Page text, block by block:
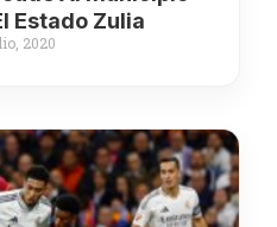
Estado Zulia
2020